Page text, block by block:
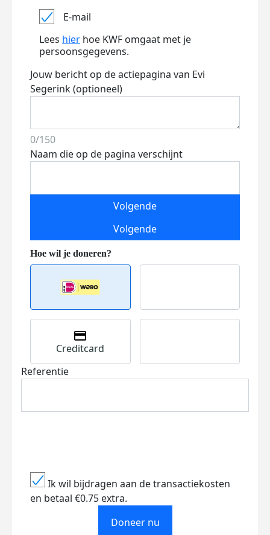
E-mail
Lees hier hoe KWF omgaat met je
persoonsgegevens.
Jouw bericht op de actiepagina van Evi
Segerink (optioneel)
0/150
Naam die op de pagina verschijnt
Volgende
Volgende
Creditcard
Referentie
Ik wil bijdragen aan de transactiekosten
en betaal €0.75 extra.
Doneer nu